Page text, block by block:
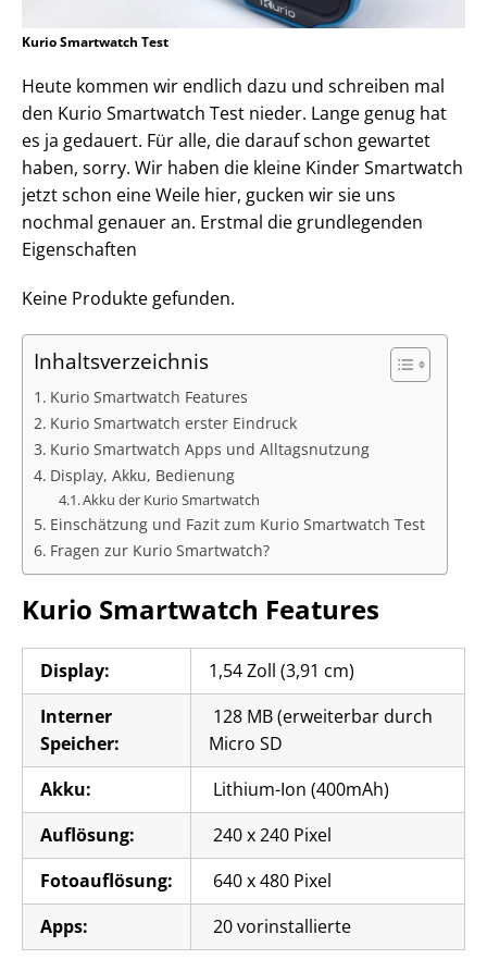
Kurio Smartwatch Test
Heute kommen wir endlich dazu und schreiben mal
den Kurio Smartwatch Test nieder. Lange genug hat
es ja gedauert. Für alle, die darauf schon gewartet
haben, sorry. Wir haben die kleine Kinder Smartwatch
jetzt schon eine Weile hier, gucken wir sie uns
nochmal genauer an. Erstmal die grundlegenden
Eigenschaften
Keine Produkte gefunden.
Inhaltsverzeichnis
Kurio Smartwatch Features
Kurio Smartwatch erster Eindruck
Kurio Smartwatch Apps und Alltagsnutzung
Display, Akku, Bedienung
Akku der Kurio Smartwatch
Einschätzung und Fazit zum Kurio Smartwatch Test
Fragen zur Kurio Smartwatch?
Kurio Smartwatch Features
Display:
1,54 Zoll (3,91 cm)
Interner
Speicher:
128 MB (erweiterbar durch
Micro SD
Akku:
Lithium-Ion (400mAh)
Auflösung:
240 x 240 Pixel
Fotoauflösung:
640 x 480 Pixel
Apps:
20 vorinstallierte